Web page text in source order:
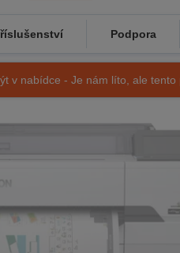
Podpora
v nabídce - Je nám líto, ale